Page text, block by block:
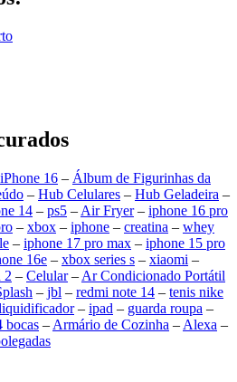
iPhone 16 – Álbum de Figurinhas da
– Hub Celulares – Hub Geladeira –
14 – ps5 – Air Fryer– iphone 16 pro
– xbox – iphone – creatina – whey
– iphone 17 pro max – iphone 15 pro
16e – xbox series s – xiaomi –
2 – Celular– Ar Condicionado Portátil
– jbl – redmi note 14 – tenis nike
– ipad – guarda roupa –
bocas – Armário de Cozinha – Alexa –